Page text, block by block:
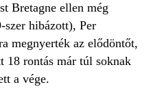
Bretagne ellen még
hibázott), Per
megnyerték az elődöntőt,
18 rontás már túl soknak
a vége.